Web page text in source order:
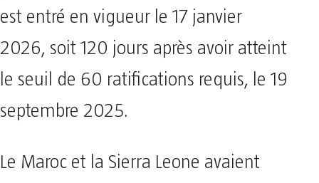
est entré en vigueur le 17 janvier
2026, soit 120 jours après avoir atteint
le seuil de 60 ratifications requis, le 19
septembre 2025.
Le Maroc et la Sierra Leone avaient